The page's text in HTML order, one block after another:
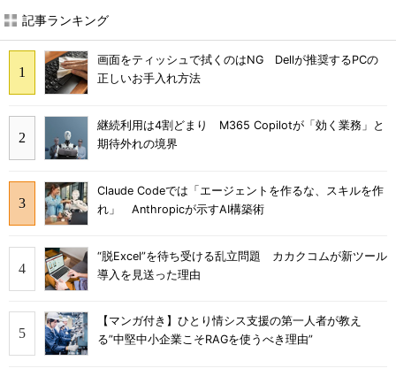
記事ランキング
画面をティッシュで拭くのはNG Dellが推奨するPCの
正しいお手入れ方法
継続利用は4割どまり M365 Copilotが「効く業務」と
期待外れの境界
Claude Codeでは「エージェントを作るな、スキルを作
れ」 Anthropicが示すAI構築術
“脱Excel”を待ち受ける乱立問題 カカクコムが新ツール
導入を見送った理由
【マンガ付き】ひとり情シス支援の第一人者が教え
る”中堅中小企業こそRAGを使うべき理由”